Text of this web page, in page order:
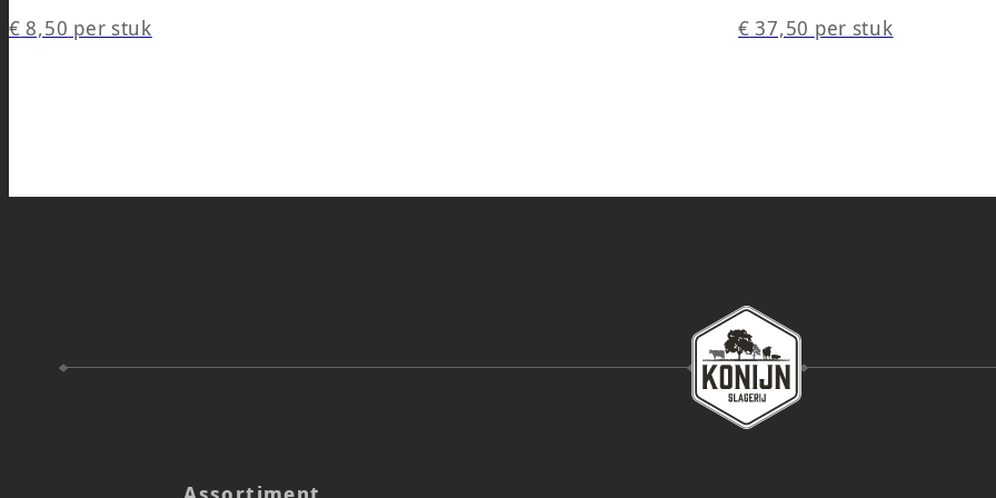
€ 8,50 per stuk € 37,50 per stuk